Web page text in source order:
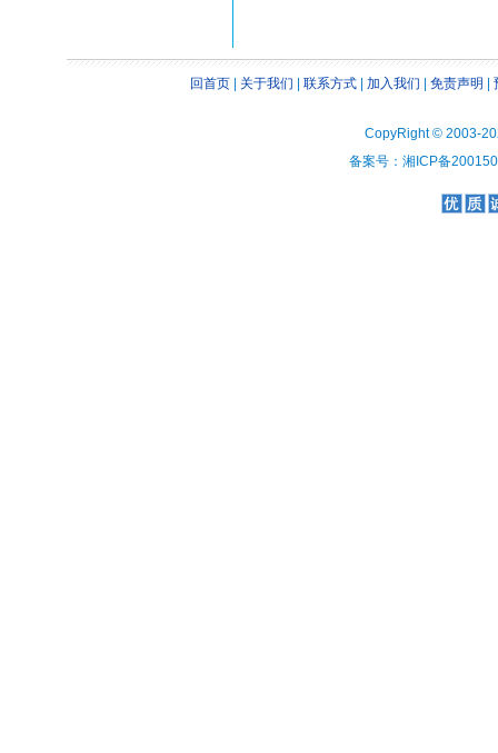
回首页| 关于我们 联系方式| 加入我们 免责声明
CopyRight © 2003-
备案号：湘ICP备